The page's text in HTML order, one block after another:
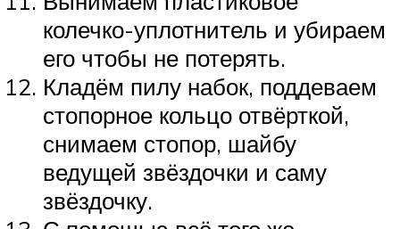
колечко-уплотнитель и убираем
его чтобы не потерять.
Кладём пилу набок, поддеваем
стопорное кольцо отвёрткой,
снимаем стопор, шайбу
ведущей звёздочки и саму
звёздочку.